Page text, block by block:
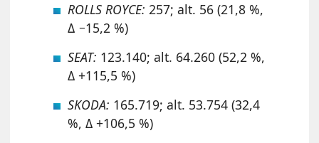
ROLLS ROYCE: 257; alt. 56 (21,8 %,
Δ −15,2 %)
SEAT: 123.140; alt. 64.260 (52,2 %,
Δ +115,5 %)
SKODA: 165.719; alt. 53.754 (32,4
%, Δ +106,5 %)